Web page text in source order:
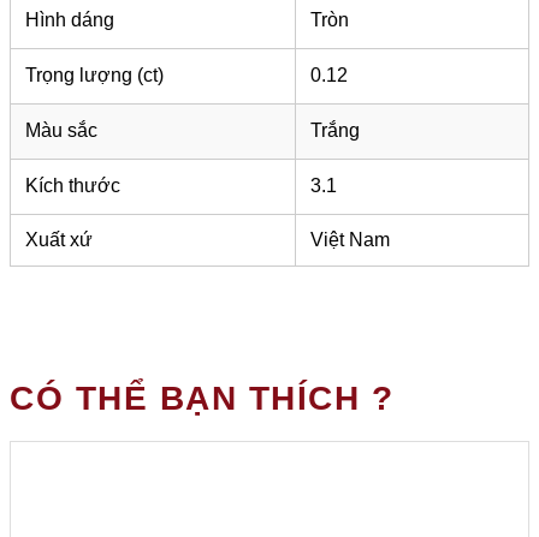
Hình dáng Tròn
Trọng lượng (ct) 0.12
Màu sắc Trắng
Kích thước 3.1
Xuất xứ Việt Nam
CÓ THỂ BẠN THÍCH ?